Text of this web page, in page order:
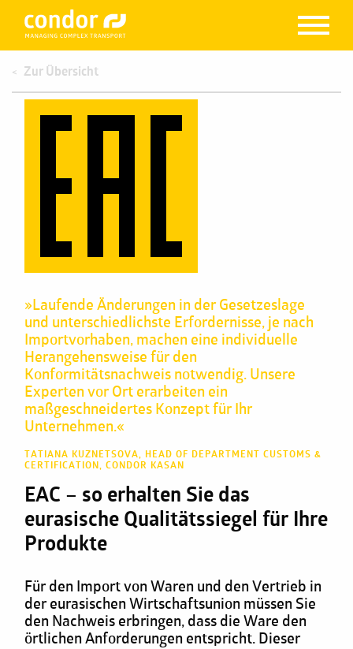
Zur Übersicht
»Laufende Änderungen in der Gesetzeslage
und unterschiedlichste Erfordernisse, je nach
Importvorhaben, machen eine individuelle
Herangehensweise für den
Konformitätsnachweis notwendig. Unsere
Experten vor Ort erarbeiten ein
maßgeschneidertes Konzept für Ihr
Unternehmen.«
TATIANA KUZNETSOVA, HEAD OF DEPARTMENT CUSTOMS &
CERTIFICATION, CONDOR KASAN
EAC – so erhalten Sie das
eurasische Qualitätssiegel für Ihre
Produkte
Für den Import von Waren und den Vertrieb in
der eurasischen Wirtschaftsunion müssen Sie
den Nachweis erbringen, dass die Ware den
örtlichen Anforderungen entspricht. Dieser